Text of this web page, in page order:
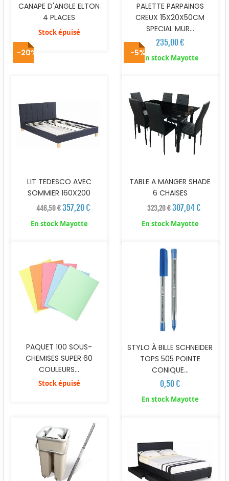
CANAPE D'ANGLE ELTON
4 PLACES
Stock épuisé
PALETTE PARPAINGS
CREUX 15X20X50CM
SPECIAL MUR...
235,00 €
En stock Mayotte
-20%
LIT TEDESCO AVEC
SOMMIER 160X200
446,50 € 357,20 €
En stock Mayotte
-5%
TABLE A MANGER SHADE
6 CHAISES
323,20 €307,04 €
En stock Mayotte
PAQUET 100 SOUS-
CHEMISES SUPER 60
COULEURS...
Stock épuisé
STYLO À BILLE SCHNEIDER
TOPS 505 POINTE
CONIQUE...
0,50 €
En stock Mayotte